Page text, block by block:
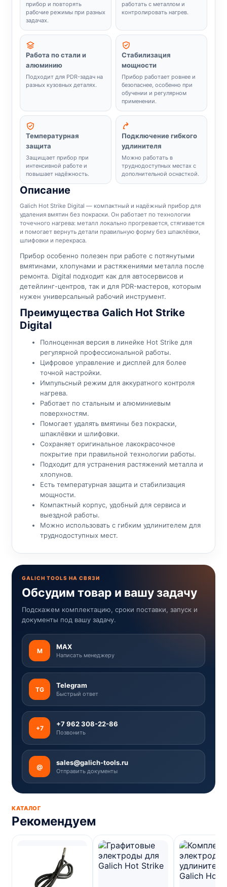
прибор и повторять
рабочие режимы при разных
задачах.
работать с металлом и
контролировать нагрев.
Работа по стали и
алюминию
Подходит для PDR-задач на
разных кузовных деталях.
Стабилизация
мощности
Прибор работает ровнее и
безопаснее, особенно при
обучении и регулярном
применении.
Температурная
защита
Защищает прибор при
интенсивной работе и
повышает надёжность.
Подключение гибкого
удлинителя
Можно работать в
труднодоступных местах с
дополнительной оснасткой.
Описание
Galich Hot Strike Digital — компактный и надёжный прибор для
удаления вмятин без покраски. Он работает по технологии
точечного нагрева: металл локально прогревается, стягивается
и помогает вернуть детали правильную форму без шпаклёвки,
шлифовки и перекраса.
Прибор особенно полезен при работе с потянутыми
вмятинами, хлопунами и растяжениями металла после
ремонта. Digital подходит как для автосервисов и
детейлинг-центров, так и для PDR-мастеров, которым
нужен универсальный рабочий инструмент.
Преимущества Galich Hot Strike
Digital
Полноценная версия в линейке Hot Strike для
регулярной профессиональной работы.
Цифровое управление и дисплей для более
точной настройки.
Импульсный режим для аккуратного контроля
нагрева.
Работает по стальным и алюминиевым
поверхностям.
Помогает удалять вмятины без покраски,
шпаклёвки и шлифовки.
Сохраняет оригинальное лакокрасочное
покрытие при правильной технологии работы.
Подходит для устранения растяжений металла и
хлопунов.
Есть температурная защита и стабилизация
мощности.
Компактный корпус, удобный для сервиса и
выездной работы.
Можно использовать с гибким удлинителем для
труднодоступных мест.
GALICH TOOLS НА СВЯЗИ
Обсудим товар и вашу задачу
Подскажем комплектацию, сроки поставки, запуск и
документы под вашу задачу.
M
MAX
Написать менеджеру
TG
Telegram
Быстрый ответ
+7
+7 962 308-22-86
Позвонить
@
sales@galich-tools.ru
Отправить документы
КАТАЛОГ
Рекомендуем